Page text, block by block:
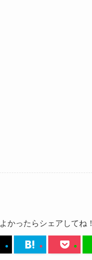
よかったらシェアしてね！